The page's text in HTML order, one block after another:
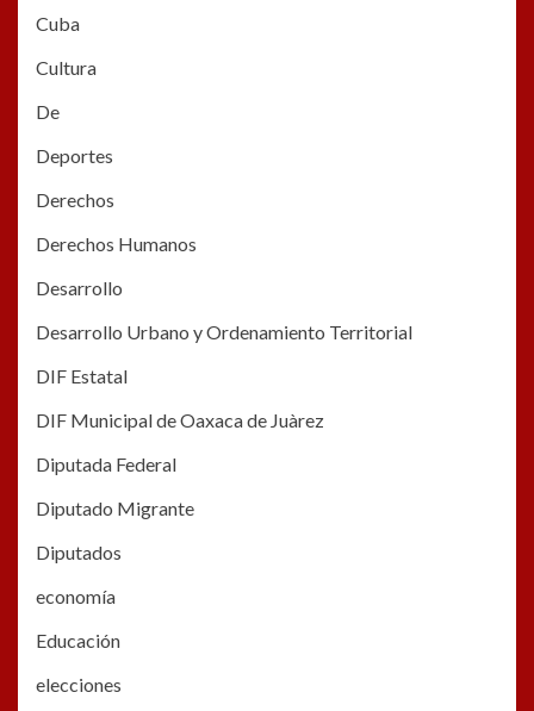
Cuba
Cultura
De
Deportes
Derechos
Derechos Humanos
Desarrollo
Desarrollo Urbano y Ordenamiento Territorial
DIF Estatal
DIF Municipal de Oaxaca de Juàrez
Diputada Federal
Diputado Migrante
Diputados
economía
Educación
elecciones